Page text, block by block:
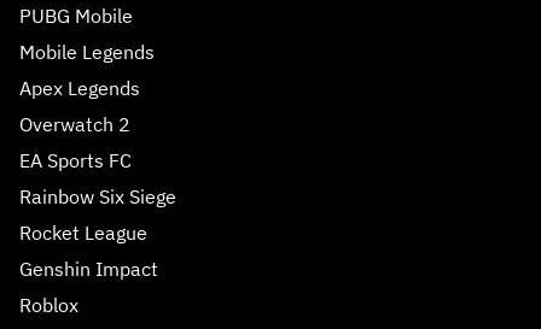
PUBG Mobile
Mobile Legends
Apex Legends
Overwatch 2
EA Sports FC
Rainbow Six Siege
Rocket League
Genshin Impact
Roblox